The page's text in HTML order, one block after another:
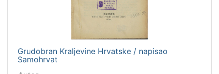
Grudobran Kraljevine Hrvatske / napisao
Samohrvat